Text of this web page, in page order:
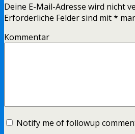
Deine E-Mail-Adresse wird nicht
Erforderliche Felder sind mit*
Kommentar
Notify me of followup